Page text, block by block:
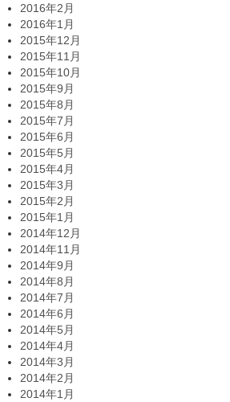
2016年2月
2016年1月
2015年12月
2015年11月
2015年10月
2015年9月
2015年8月
2015年7月
2015年6月
2015年5月
2015年4月
2015年3月
2015年2月
2015年1月
2014年12月
2014年11月
2014年9月
2014年8月
2014年7月
2014年6月
2014年5月
2014年4月
2014年3月
2014年2月
2014年1月